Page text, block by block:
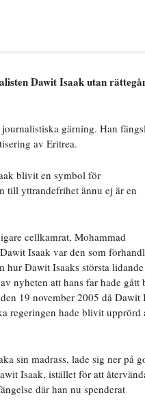
Dawit Isaak utan
gärning. Han
av Eritrea.
blivit en symbol för
till yttrandefrihet ännu ej är en
cellkamrat, Mohammad
Isaak var den som
hur Dawit Isaaks största
nyheten att hans far hade gått
19 november 2005 då Dawit
regeringen hade blivit upprörd
sin madrass, lade sig ner på
Isaak, istället för att
där han nu spenderat